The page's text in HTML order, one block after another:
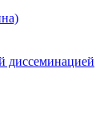
диссеминацией